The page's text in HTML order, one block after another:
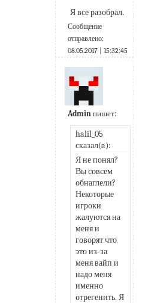
Я все разобрал.
Сообщение
отправлено:
08.05.2017 | 15:32:45
Admin пишет:
halil_05
сказал(a):
Я не понял?
Вы совсем
обнаглели?
Некоторые
игроки
жалуются на
меня и
говорят что
это из-за
меня вайп и
надо меня
именно
отрегенить. Я